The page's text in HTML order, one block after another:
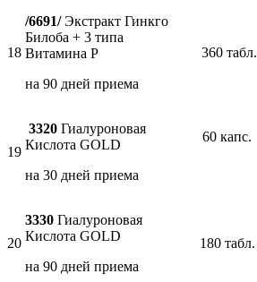
18
/6691/Экстракт Гинкго
Билоба + 3 типа
Витамина P
на 90 дней приема
360 табл.
19
3320 Гиалуроновая
Кислота GOLD
на 30 дней приема
60 капс.
20
3330 Гиалуроновая
Кислота GOLD
на 90 дней приема
180 табл.